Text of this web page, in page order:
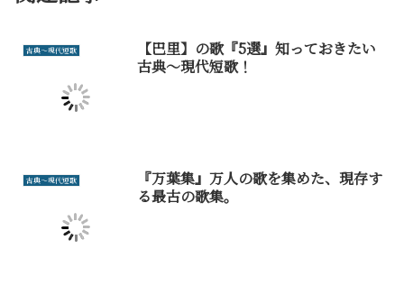
古典～現代短歌
【巴里】の歌『5選』知っておきたい
古典～現代短歌！
古典～現代短歌
『万葉集』万人の歌を集めた、現存す
る最古の歌集。